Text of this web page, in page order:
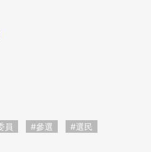
員 #參選 #選民